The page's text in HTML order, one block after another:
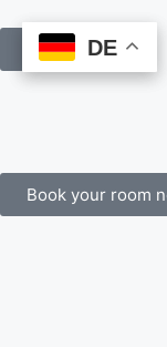
Book Online
Book your room
DE
DE